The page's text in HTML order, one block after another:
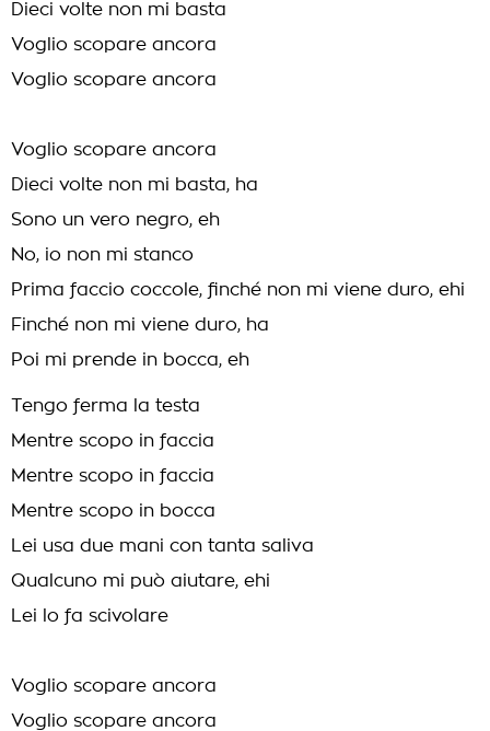
Dieci volte non mi basta
Voglio scopare ancora
Voglio scopare ancora
Voglio scopare ancora
Dieci volte non mi basta, ha
Sono un vero negro, eh
No, io non mi stanco
Prima faccio coccole, finché non mi viene duro, ehi
Finché non mi viene duro, ha
Poi mi prende in bocca, eh
Tengo ferma la testa
Mentre scopo in faccia
Mentre scopo in faccia
Mentre scopo in bocca
Lei usa due mani con tanta saliva
Qualcuno mi può aiutare, ehi
Lei lo fa scivolare
Voglio scopare ancora
Voglio scopare ancora